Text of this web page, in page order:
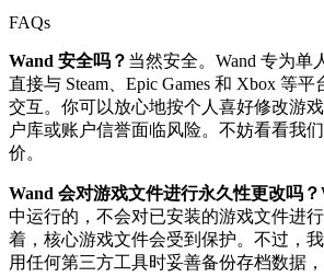
FAQs
Wand 安全吗？ 当然安全。Wand 专为单
直接与 Steam、Epic Games 和 Xbox 等
交互。你可以放心地按个人喜好修改游
户库或账户信誉面临风险。不妨看看我
价。
Wand 会对游戏文件进行永久性更改吗？
中运行的，不会对已安装的游戏文件进
着，核心游戏文件会受到保护。不过，
用任何第三方工具时妥善备份存档数据，